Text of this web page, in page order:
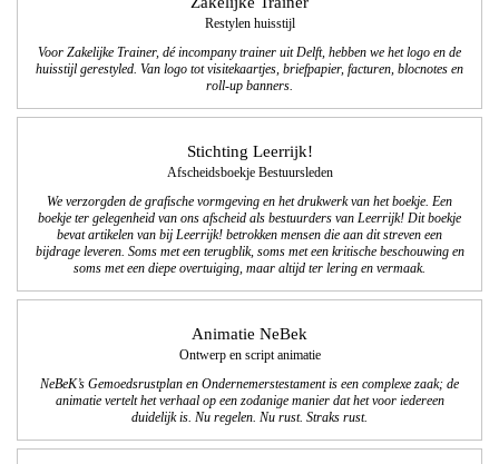
Restylen huisstijl
Voor Zakelijke Trainer, dé incompany trainer uit Delft, hebben we het logo en de
huisstijl gerestyled. Van logo tot visitekaartjes, briefpapier, facturen, blocnotes en
roll-up banners.
Stichting Leerrijk!
Afscheidsboekje Bestuursleden
We verzorgden de grafische vormgeving en het drukwerk van het boekje. Een
boekje ter gelegenheid van ons afscheid als bestuurders van Leerrijk! Dit boekje
bevat artikelen van bij Leerrijk! betrokken mensen die aan dit streven een
bijdrage leveren. Soms met een terugblik, soms met een kritische beschouwing en
soms met een diepe overtuiging, maar altijd ter lering en vermaak.
Animatie NeBek
Ontwerp en script animatie
NeBeK’s Gemoedsrustplan en Ondernemerstestament is een complexe zaak; de
animatie vertelt het verhaal op een zodanige manier dat het voor iedereen
duidelijk is. Nu regelen. Nu rust. Straks rust.